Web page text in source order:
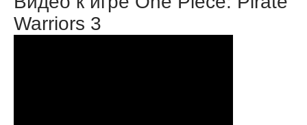
Warriors 3